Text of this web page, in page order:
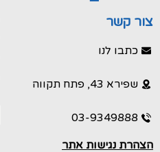
צור קשר
כתבו לנו
שפירא 43, פתח תקווה
03-9349888
הצהרת נגישות אתר